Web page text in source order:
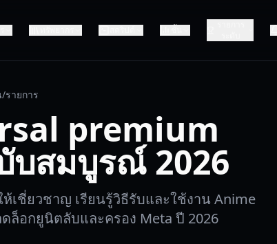
/รายการ
premium
สมบูรณ์ 2026
เชี่ยวชาญ เรียนรู้วิธีรับและใช้งาน Anime
ล็อกยูนิตลับและครอง Meta ปี 2026